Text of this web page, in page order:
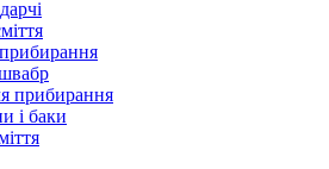
прибирання
і баки